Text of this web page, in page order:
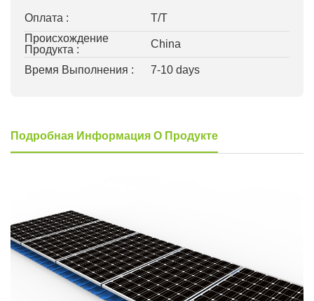
Оплата :
T/T
Происхождение
Продукта :
China
Время Выполнения : 7-10 days
Подробная Информация О Продукте